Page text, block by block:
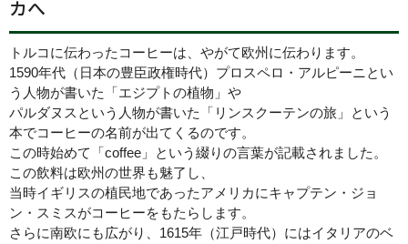
カへ
トルコに伝わったコーヒーは、やがて欧州に伝わります。
1590年代（日本の豊臣政権時代）プロスペロ・アルピーニとい
う人物が書いた「エジプトの植物」や
パルダヌスという人物が書いた「リンスクーテンの旅」という
本でコーヒーの名前が出てくるのです。
この時始めて「coffee」という綴りの言葉が記載されました。
この飲料は欧州の世界も魅了し、
当時イギリスの植民地であったアメリカにキャプテン・ジョ
ン・スミスがコーヒーをもたらします。
さらに南欧にも広がり、1615年（江戸時代）にはイタリアのベ